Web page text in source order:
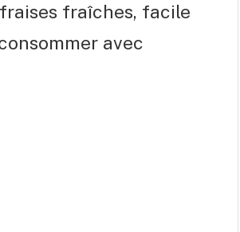
fraîches, facile
avec